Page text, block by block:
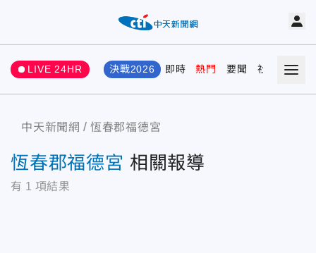
LIVE 24HR 決戰2026 即時 熱門 要聞 社會 娛樂
中天新聞網 恆春郡福德宮
恆春郡福德宮 相關報導
有 1 項結果